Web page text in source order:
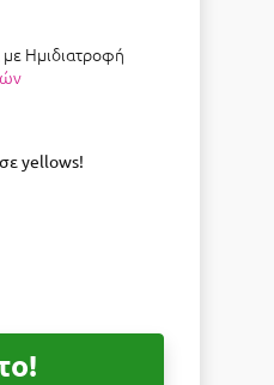
Ημιδιατροφή
yellows!